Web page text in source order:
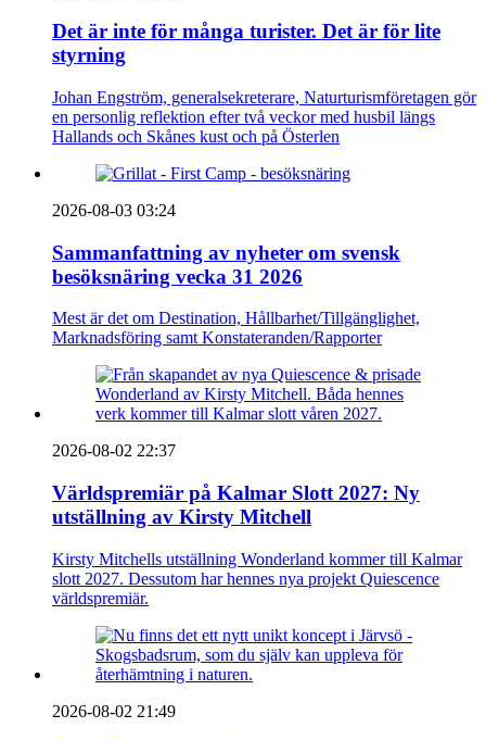
Det är inte för många turister. Det är för lite
styrning
Johan Engström, generalsekreterare, Naturturismföretagen gör
en personlig reflektion efter två veckor med husbil längs
Hallands och Skånes kust och på Österlen
2026-08-03 03:24
Sammanfattning av nyheter om svensk
besöksnäring vecka 31 2026
Mest är det om Destination, Hållbarhet/Tillgänglighet,
Marknadsföring samt Konstateranden/Rapporter
2026-08-02 22:37
Världspremiär på Kalmar Slott 2027: Ny
utställning av Kirsty Mitchell
Kirsty Mitchells utställning Wonderland kommer till Kalmar
slott 2027. Dessutom har hennes nya projekt Quiescence
världspremiär.
2026-08-02 21:49